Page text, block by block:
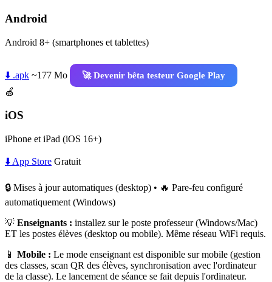
Android
Android 8+ (smartphones et tablettes)
⬇️ .apk ~177 Mo
🚀 Devenir bêta testeur Google Play
🍏
iOS
iPhone et iPad (iOS 16+)
⬇️ App Store Gratuit
🔒 Mises à jour automatiques (desktop) • 🔥 Pare-feu configuré
automatiquement (Windows)
💡 Enseignants : installez sur le poste professeur (Windows/Mac)
ET les postes élèves (desktop ou mobile). Même réseau WiFi requis.
📱 Mobile : Le mode enseignant est disponible sur mobile (gestion
des classes, scan QR des élèves, synchronisation avec l'ordinateur
de la classe). Le lancement de séance se fait depuis l'ordinateur.